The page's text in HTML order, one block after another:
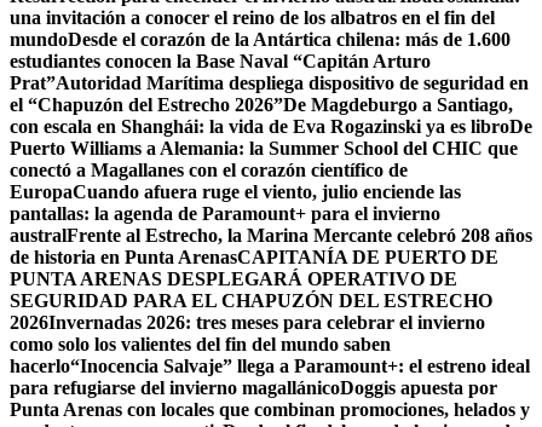
una invitación a conocer el reino de los albatros en el fin del
mundoDesde el corazón de la Antártica chilena: más de 1.600
estudiantes conocen la Base Naval “Capitán Arturo
Prat”Autoridad Marítima despliega dispositivo de seguridad en
el “Chapuzón del Estrecho 2026”De Magdeburgo a Santiago,
con escala en Shanghái: la vida de Eva Rogazinski ya es libroDe
Puerto Williams a Alemania: la Summer School del CHIC que
conectó a Magallanes con el corazón científico de
EuropaCuando afuera ruge el viento, julio enciende las
pantallas: la agenda de Paramount+ para el invierno
australFrente al Estrecho, la Marina Mercante celebró 208 años
de historia en Punta ArenasCAPITANÍA DE PUERTO DE
PUNTA ARENAS DESPLEGARÁ OPERATIVO DE
SEGURIDAD PARA EL CHAPUZÓN DEL ESTRECHO
2026Invernadas 2026: tres meses para celebrar el invierno
como solo los valientes del fin del mundo saben
hacerlo“Inocencia Salvaje” llega a Paramount+: el estreno ideal
para refugiarse del invierno magallánicoDoggis apuesta por
Punta Arenas con locales que combinan promociones, helados y